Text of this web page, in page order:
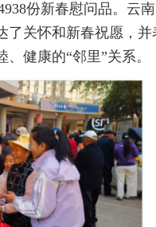
份新春慰问品。云
关怀和新春祝愿，
健康的“邻里”关系。